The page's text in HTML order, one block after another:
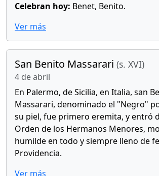
Celebran hoy: Benet, Benito.
Ver más
San Benito Massarari (s. XVI)
4 de abril
En Palermo, de Sicilia, en Italia, san
Massarari, denominado el "Negro"
su piel, fue primero eremita, y entró
Orden de los Hermanos Menores,
humilde en todo y siempre lleno de
Providencia.
Ver más